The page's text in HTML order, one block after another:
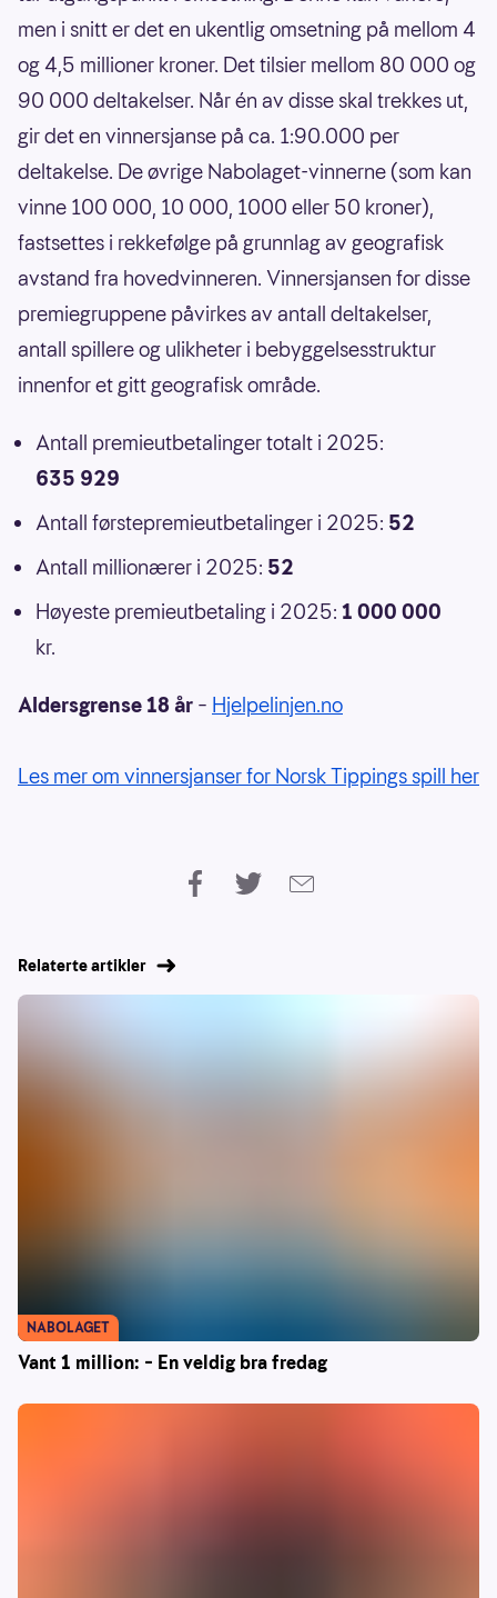
men i snitt er det en ukentlig omsetning på mellom 4
og 4,5 millioner kroner. Det tilsier mellom 80 000 og
90 000 deltakelser. Når én av disse skal trekkes ut,
gir det en vinnersjanse på ca. 1:90.000 per
deltakelse. De øvrige Nabolaget-vinnerne (som kan
vinne 100 000, 10 000, 1000 eller 50 kroner),
fastsettes i rekkefølge på grunnlag av geografisk
avstand fra hovedvinneren. Vinnersjansen for disse
premiegruppene påvirkes av antall deltakelser,
antall spillere og ulikheter i bebyggelsesstruktur
innenfor et gitt geografisk område.
Antall premieutbetalinger totalt i 2025:
635 929
Antall førstepremieutbetalinger i 2025: 52
Antall millionærer i 2025: 52
Høyeste premieutbetaling i 2025: 1 000 000
kr.
Aldersgrense 18 år – Hjelpelinjen.no
Les mer om vinnersjanser for Norsk Tippings spill her
Relaterte artikler
Vant 1 million: – En veldig bra fredag
NABOLAGET